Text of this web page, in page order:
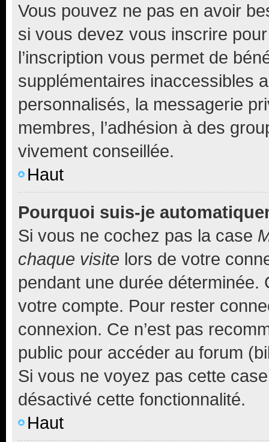
Vous pouvez ne pas en avoir
si vous devez vous inscrire
l’inscription vous permet de
supplémentaires inaccessibles
personnalisés, la messagerie
membres, l’adhésion à des
vivement conseillée.
Haut
Pourquoi suis-je
Si vous ne cochez pas la case
chaque visite lors de votre
pendant une durée déterminée.
votre compte. Pour rester
connexion. Ce n’est pas
public pour accéder au forum
Si vous ne voyez pas cette
désactivé cette fonctionnalité.
Haut